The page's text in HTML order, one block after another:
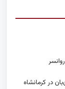
در کرمانشاه